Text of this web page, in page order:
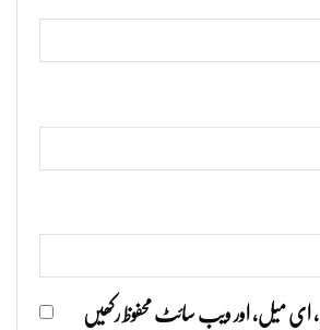
ای میل، اور ویب سائٹ محفوظ رکھیں